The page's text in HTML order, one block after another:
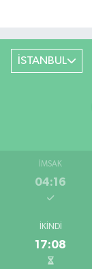
İSTANBUL
İMSAK
04:16
İKINDI
17:08